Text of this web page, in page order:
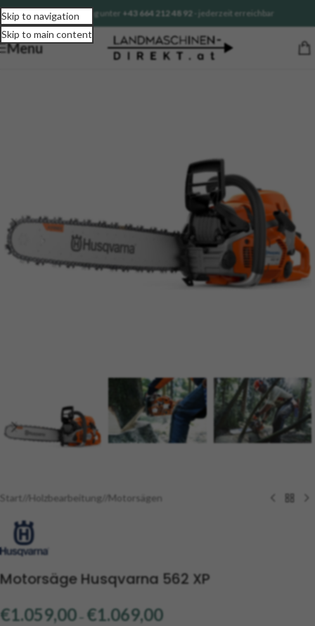
Skip to navigation
Skip to main content
Sofortberatung unter +43 664 212 48 92 - jederzeit erreichbar
Menu
Start Holzbearbeitung Motorsägen
Motorsäge Husqvarna 562 XP
€1.059,00 – €1.069,00